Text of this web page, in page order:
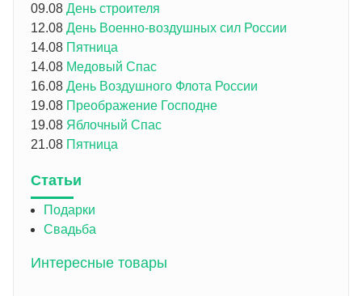
09.08 День строителя
12.08 День Военно-воздушных сил России
14.08 Пятница
14.08 Медовый Спас
16.08 День Воздушного Флота России
19.08 Преображение Господне
19.08 Яблочный Спас
21.08 Пятница
Статьи
Подарки
Свадьба
Интересные товары